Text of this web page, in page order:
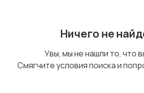
Ничего не
Увы, мы не нашли то, что
Смягчите условия поиска и